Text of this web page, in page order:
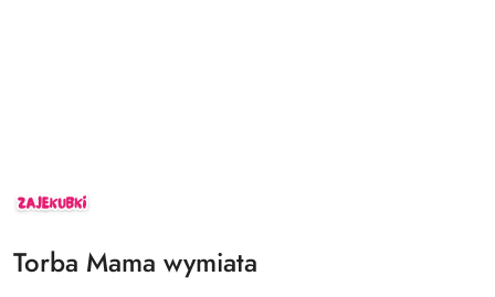
ZAJEKUBKI
Torba Mama wymiata